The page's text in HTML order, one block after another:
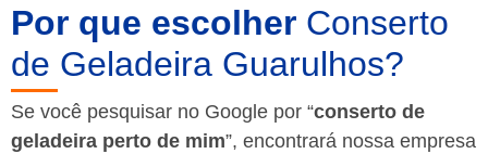
Por que escolher Conserto
de Geladeira Guarulhos?
Se você pesquisar no Google por “conserto de
geladeira perto de mim”, encontrará nossa empresa